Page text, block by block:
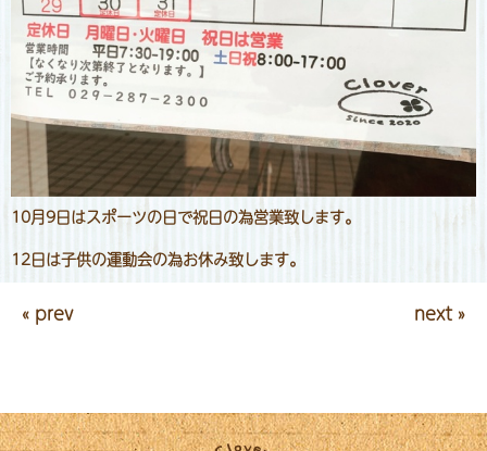
10月9日はスポーツの日で祝日の為営業致します。
12日は子供の運動会の為お休み致します。
« prev next »